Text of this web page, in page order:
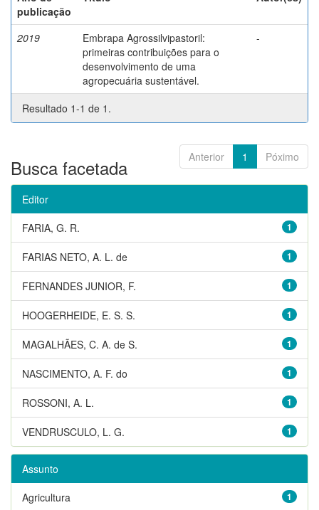
publicação
2019
Embrapa Agrossilvipastoril:
primeiras contribuições para o
desenvolvimento de uma
agropecuária sustentável.
-
Resultado 1-1 de 1.
Anterior 1 Póximo
Busca facetada
Editor
1
FARIA, G. R.
1
FARIAS NETO, A. L. de
1
FERNANDES JUNIOR, F.
1
HOOGERHEIDE, E. S. S.
1
MAGALHÃES, C. A. de S.
1
NASCIMENTO, A. F. do
1
ROSSONI, A. L.
1
VENDRUSCULO, L. G.
Assunto
1
Agricultura